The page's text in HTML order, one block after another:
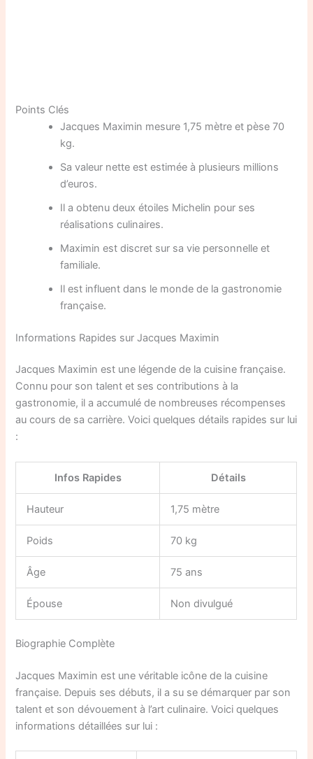
Points Clés
Jacques Maximin mesure 1,75 mètre et pèse 70
kg.
Sa valeur nette est estimée à plusieurs millions
d’euros.
Il a obtenu deux étoiles Michelin pour ses
réalisations culinaires.
Maximin est discret sur sa vie personnelle et
familiale.
Il est influent dans le monde de la gastronomie
française.
Informations Rapides sur Jacques Maximin
Jacques Maximin est une légende de la cuisine française.
Connu pour son talent et ses contributions à la
gastronomie, il a accumulé de nombreuses récompenses
au cours de sa carrière. Voici quelques détails rapides sur lui
:
Infos Rapides Détails
Hauteur 1,75 mètre
Poids 70 kg
Âge 75 ans
Épouse Non divulgué
Biographie Complète
Jacques Maximin est une véritable icône de la cuisine
française. Depuis ses débuts, il a su se démarquer par son
talent et son dévouement à l’art culinaire. Voici quelques
informations détaillées sur lui :